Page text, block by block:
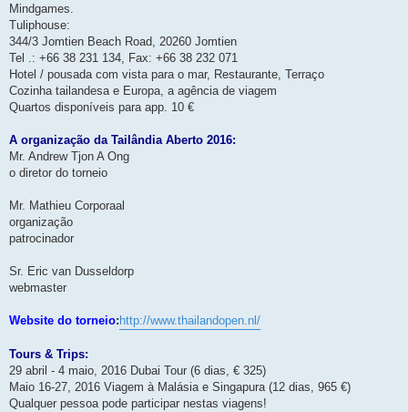
Mindgames.
Tuliphouse:
344/3 Jomtien Beach Road, 20260 Jomtien
Tel .: +66 38 231 134, Fax: +66 38 232 071
Hotel / pousada com vista para o mar, Restaurante, Terraço
Cozinha tailandesa e Europa, a agência de viagem
Quartos disponíveis para app. 10 €
A organização da Tailândia Aberto 2016:
Mr. Andrew Tjon A Ong
o diretor do torneio
Mr. Mathieu Corporaal
organização
patrocinador
Sr. Eric van Dusseldorp
webmaster
Website do torneio:http://www.thailandopen.nl/
Tours & Trips:
29 abril - 4 maio, 2016 Dubai Tour (6 dias, € 325)
Maio 16-27, 2016 Viagem à Malásia e Singapura (12 dias, 965 €)
Qualquer pessoa pode participar nestas viagens!